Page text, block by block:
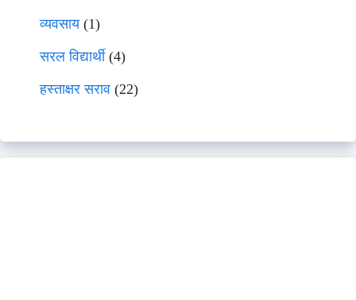
व्यवसाय(1)
सरल विद्यार्थी(4)
हस्ताक्षर सराव (22)